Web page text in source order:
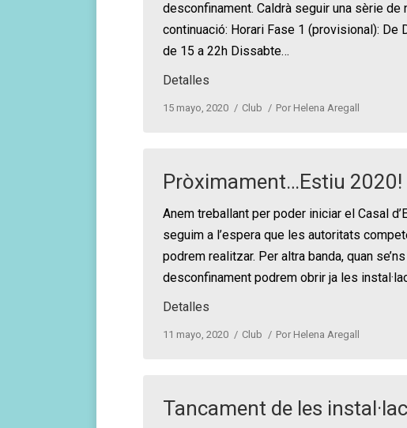
desconfinament. Caldrà seguir una sèrie
continuació: Horari Fase 1 (provisional):
de 15 a 22h Dissabte…
Detalles
15 mayo, 2020 Club Por Helena Aregall
Pròximament…Estiu 2020!
Anem treballant per poder iniciar el Casal
seguim a l’espera que les autoritats
podrem realitzar. Per altra banda, quan
desconfinament podrem obrir ja les
Detalles
11 mayo, 2020 Club Por Helena Aregall
Tancament de les